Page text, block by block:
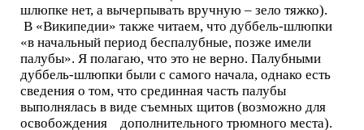
шлюпке нет, а вычерпывать вручную – зело тяжко).
В «Википедии» также читаем, что дуббель-шлюпки
«в начальный период беспалубные, позже имели
палубы». Я полагаю, что это не верно. Палубными
дуббель-шлюпки были с самого начала, однако есть
сведения о том, что срединная часть палубы
выполнялась в виде съемных щитов (возможно для
освобождения дополнительного трюмного места).